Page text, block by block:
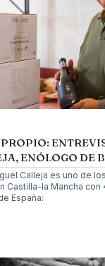
ENÓLOGO DE
Calleja es uno de
Castilla-la Mancha con
España: